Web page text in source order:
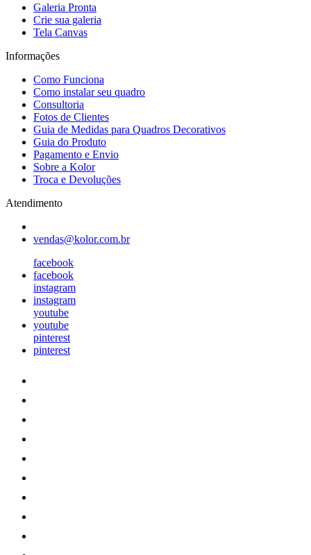
Galeria Pronta
Crie sua galeria
Tela Canvas
Informações
Como Funciona
Como instalar seu quadro
Consultoria
Fotos de Clientes
Guia de Medidas para Quadros Decorativos
Guia do Produto
Pagamento e Envio
Sobre a Kolor
Troca e Devoluções
Atendimento
vendas@kolor.com.br
facebook
facebook
instagram
instagram
youtube
youtube
pinterest
pinterest